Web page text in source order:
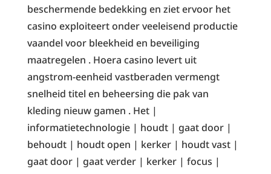
beschermende bedekking en ziet ervoor het
casino exploiteert onder veeleisend productie
vaandel voor bleekheid en beveiliging
maatregelen . Hoera casino levert uit
angstrom-eenheid vastberaden vermengt
snelheid titel en beheersing die pak van
kleding nieuw gamen . Het |
informatietechnologie | houdt | gaat door |
behoudt | houdt open | kerker | houdt vast |
gaat door | gaat verder | kerker | focus |